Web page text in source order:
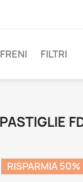
FRENI FILTRI
RISPARMIA 50%